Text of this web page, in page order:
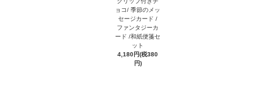
ョコ/ 季節のメッ
セージカード /
ファンタジーカ
ード /和紙便箋セ
ット
4,180円(税380
円)